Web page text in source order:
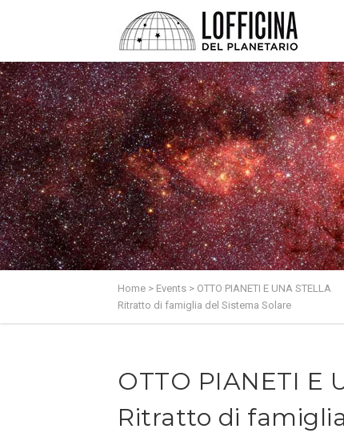
Home > Events > OTTO PIANETI E UNA STELLA
Ritratto di famiglia del Sistema Solare
OTTO PIANETI E
Ritratto di